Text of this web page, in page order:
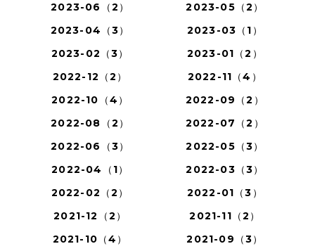
2023-06（2）
2023-05（2）
2023-04（3）
2023-03（1）
2023-02（3）
2023-01（2）
2022-12（2）
2022-11（4）
2022-10（4）
2022-09（2）
2022-08（2）
2022-07（2）
2022-06（3）
2022-05（3）
2022-04（1）
2022-03（3）
2022-02（2）
2022-01（3）
2021-12（2）
2021-11（2）
2021-10（4）
2021-09（3）